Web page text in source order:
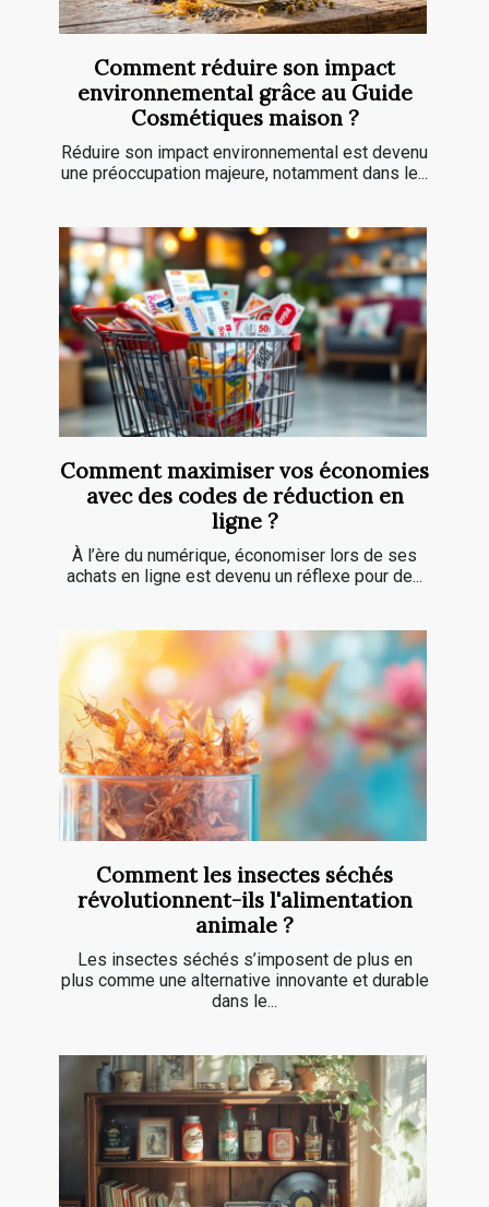
Comment réduire son impact
environnemental grâce au Guide
Cosmétiques maison ?
Réduire son impact environnemental est devenu
une préoccupation majeure, notamment dans le...
Comment maximiser vos économies
avec des codes de réduction en
ligne ?
À l’ère du numérique, économiser lors de ses
achats en ligne est devenu un réflexe pour de...
Comment les insectes séchés
révolutionnent-ils l'alimentation
animale ?
Les insectes séchés s’imposent de plus en
plus comme une alternative innovante et durable
dans le...